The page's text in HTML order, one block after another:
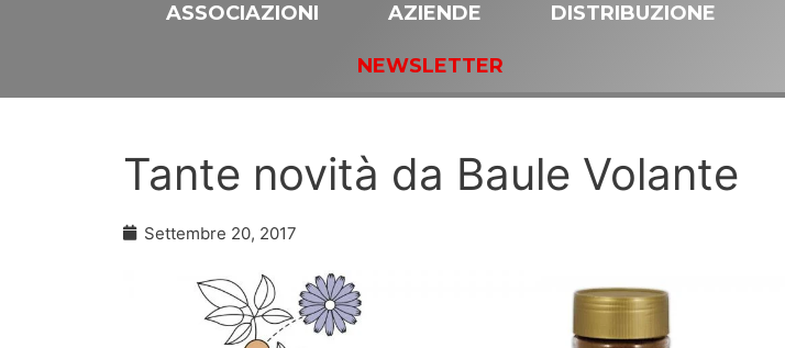
ASSOCIAZIONI AZIENDE DISTRIBUZIONE
NEWSLETTER
Tante novità da Baule Volante
Settembre 20, 2017